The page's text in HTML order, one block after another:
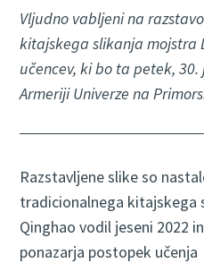
Vljudno vabljeni na
kitajskega slikanja mojstra
učencev, ki bo ta petek,
Armeriji Univerze na
Razstavljene slike so
tradicionalnega kitajskega
Qinghao vodil jeseni 2022
ponazarja postopek